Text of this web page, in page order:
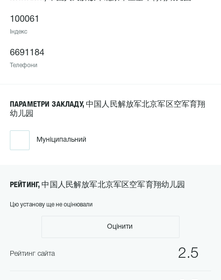
100061
Індекс
6691184
Телефони
ПАРАМЕТРИ ЗАКЛАДУ, 中国人民解放军北京军区空军育翔
幼儿园
Муніципальний
РЕЙТИНГ, 中国人民解放军北京军区空军育翔幼儿园
Цю установу ще не оцінювали
Оцінити
2.5
Рейтинг сайта